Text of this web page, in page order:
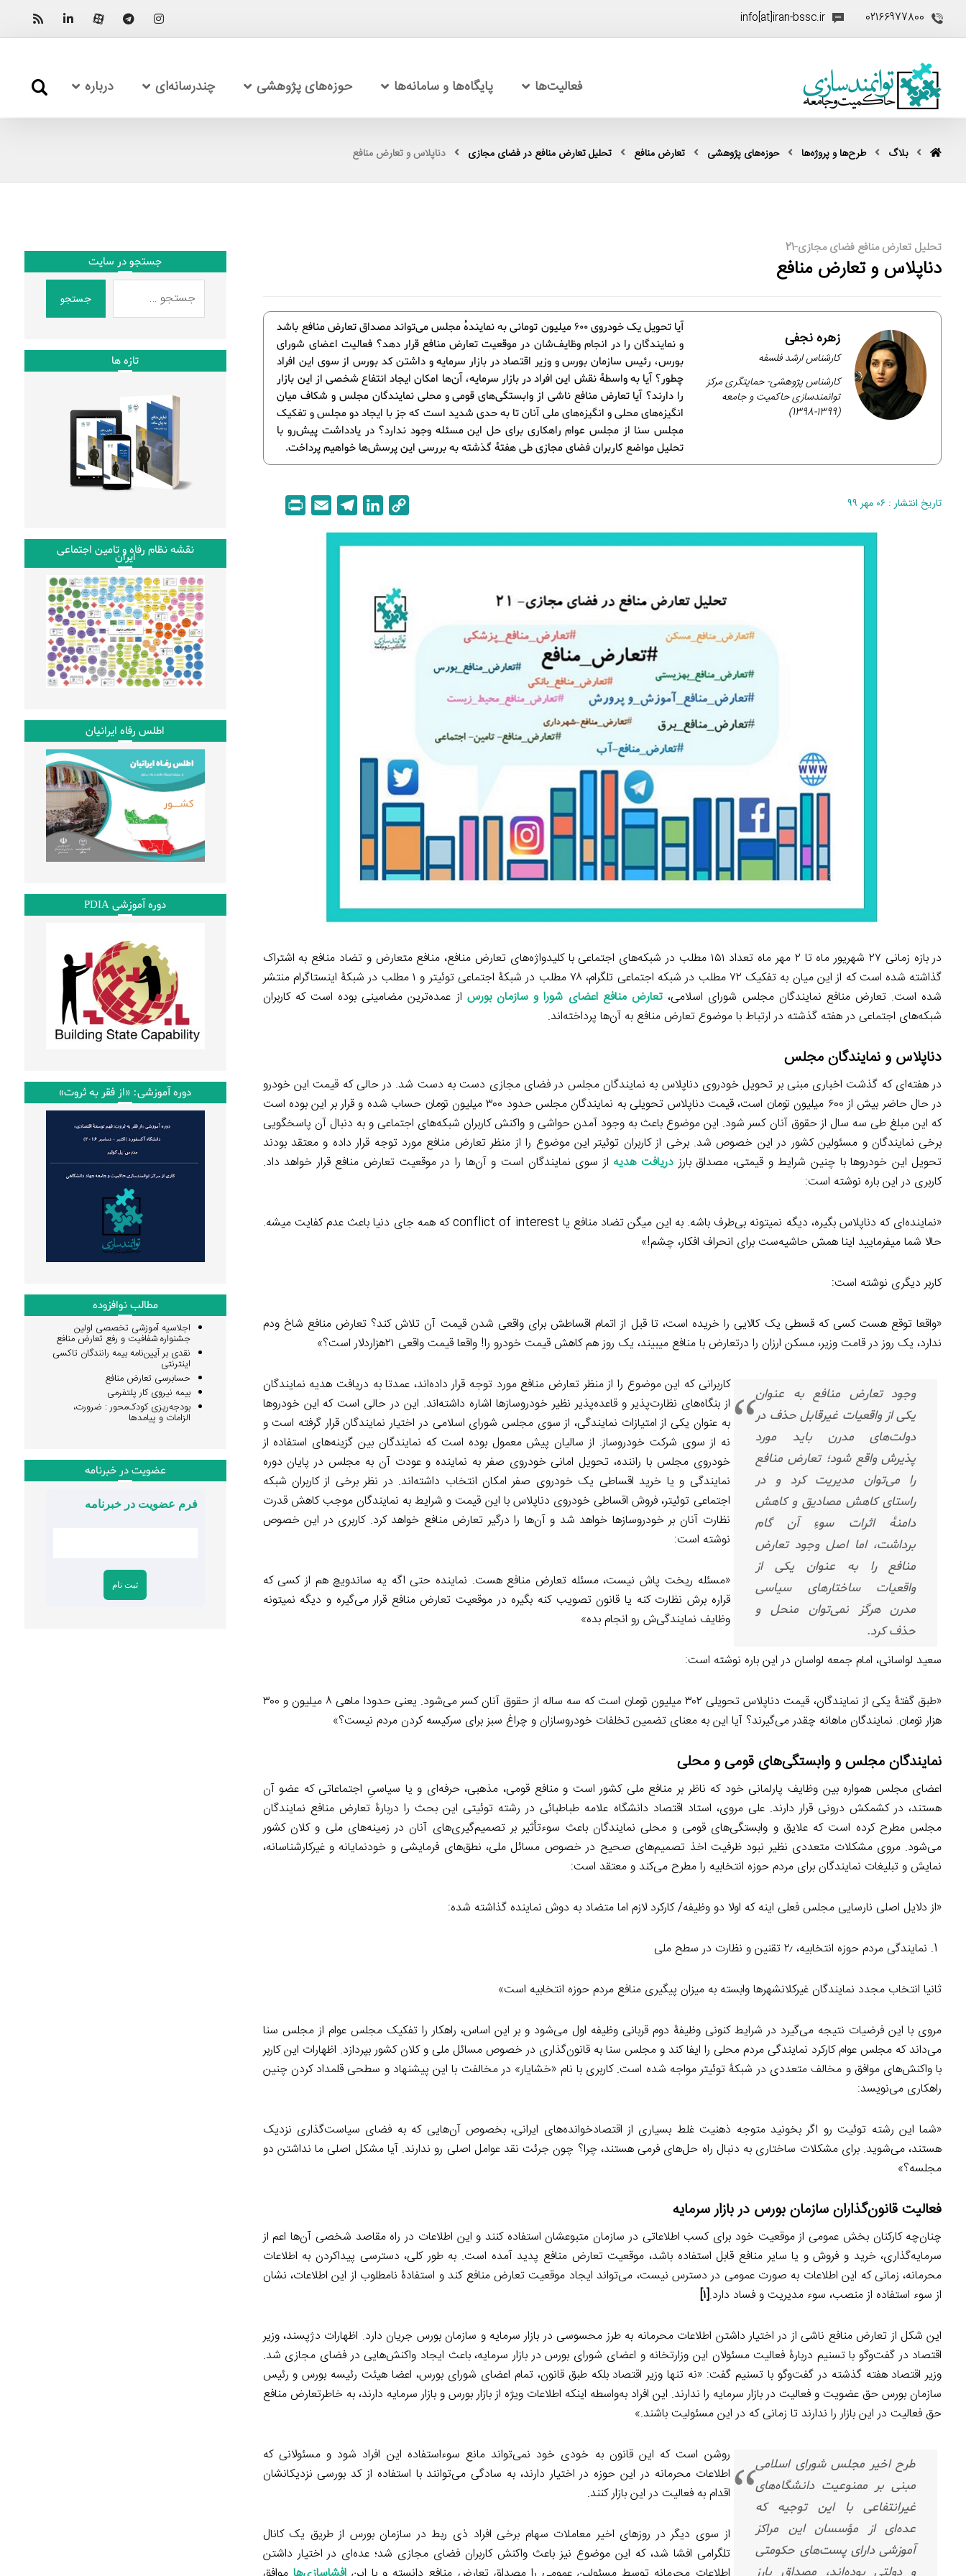
02166977800
info[at]iran-bssc.ir
فعالیت‌ها پایگاه‌ها و سامانه‌ها حوزه‌های پژوهشی چندرسانه‌ای درباره
بلاگ طرح‌ها و پروژه‌ها حوزه‌های پژوهشی تعارض منافع تحلیل تعارض منافع در فضای مجازی دناپلاس و تعارض منافع
تحلیل تعارض منافع فضای مجازی-21
دناپلاس و تعارض منافع
آیا تحویل یک خودروی 600 میلیون تومانی به نمایندۀ مجلس می‌تواند مصداق تعارض منافع باشد
و نمایندگان را در انجام وظایف‌شان در موقعیت تعارض منافع قرار دهد؟ فعالیت اعضای شورای
بورس، رئیس سازمان بورس و وزیر اقتصاد در بازار سرمایه و داشتن کد بورس از سوی این افراد
چطور؟ آیا به واسطۀ نقش این افراد در بازار سرمایه، آن‌ها امکان ایجاد انتفاع شخصی از این بازار
را دارند؟ آیا تعارض منافع ناشی از وابستگی‌های قومی و محلی نمایندگان مجلس و شکاف میان
انگیزه‌های محلی و انگیزه‌های ملی آنان تا به حدی شدید است که جز با ایجاد دو مجلس و تفکیک
مجلس سنا از مجلس عوام راهکاری برای حل این مسئله وجود ندارد؟ در یادداشت پیش‌رو با
تحلیل مواضع کاربران فضای مجازی طی هفتۀ گذشته به بررسی این پرسش‌ها خواهیم پرداخت.
زهره نجفی
کارشناس ارشد فلسفه
کارشناس پژوهشی- حمایتگری مرکز
توانمندسازی حاکمیت و جامعه
(1399-1398)
تاریخ انتشار : ۰۶ مهر ۹۹
p
i
n
k
n
در بازه زمانی ۲۷ شهریور ماه تا ۲ مهر ماه تعداد ۱۵۱ مطلب در شبکه‌های اجتماعی با کلیدواژه‌های تعارض منافع، منافع متعارض و تضاد منافع به اشتراک
گذاشته شده است که از این میان به تفکیک ۷۲ مطلب در شبکه اجتماعی تلگرام، ۷۸ مطلب در شبکۀ اجتماعی توئیتر و ۱ مطلب در شبکۀ اینستاگرام منتشر
شده است. تعارض منافع نمایندگان مجلس شورای اسلامی،تعارض منافع اعضای شورا و سازمان بورس از عمده‌ترین مضامینی بوده است که کاربران
شبکه‌های اجتماعی در هفته گذشته در ارتباط با موضوع تعارض منافع به آن‌ها پرداخته‌اند.
دناپلاس و نمایندگان مجلس
در هفته‌ای که گذشت اخباری مبنی بر تحویل خودروی دناپلاس به نمایندگان مجلس در فضای مجازی دست به دست شد. در حالی که قیمت این خودرو
در حال حاضر بیش از ۶۰۰ میلیون تومان است، قیمت دناپلاس تحویلی به نمایندگان مجلس حدود ۳۰۰ میلیون تومان حساب شده و قرار بر این بوده است
که این مبلغ طی سه سال از حقوق آنان کسر ‌شود. این موضوع باعث به وجود آمدن حواشی و واکنش کاربران شبکه‌های اجتماعی و به دنبال آن پاسخگویی
برخی نمایندگان و مسئولین کشور در این خصوص شد. برخی از کاربران توئیتر این موضوع را از منظر تعارض منافع مورد توجه قرار داده و معتقد بودند
تحویل این خودروها با چنین شرایط و قیمتی، مصداق بارز دریافت هدیه از سوی نمایندگان است و آن‌ها را در موقعیت تعارض منافع قرار خواهد داد.
کاربری در این باره نوشته است:
«نماینده‌ای که دناپلاس بگیره، دیگه نمیتونه بی‌طرف باشه. به این میگن تضاد منافع یا conflict of interest که همه جای دنیا باعث عدم کفایت میشه.
حالا شما میفرمایید اینا همش حاشیه‌ست برای انحراف افکار، چشم!»
کاربر دیگری نوشته است:
«واقعا توقع هست کسی که قسطی یک کالایی را خریده است، تا قبل از اتمام اقساطش برای واقعی شدن قیمت آن تلاش کند؟ تعارض منافع شاخ ودم
ندارد، یک روز در قامت وزیر، مسکن ارزان را درتعارض با منافع میبیند، یک روز هم کاهش قیمت خودرو را! واقعا قیمت واقعی ۲۱هزاردلار است؟»
وجود تعارض منافع به عنوان
یکی از واقعیات غیرقابل حذف در
دولت‌های مدرن باید مورد
پذیرش واقع شود؛ تعارض منافع
را می‌توان مدیریت کرد و در
راستای کاهش مصادیق و کاهش
دامنۀ اثرات سوءِ آن گام
برداشت، اما اصل وجود تعارض
منافع را به عنوان یکی از
واقعیات ساختار‌های سیاسی
مدرن هرگز نمی‌توان منحل و
حذف کرد.
کاربرانی که این موضوع را از منظر تعارض منافع مورد توجه قرار داده‌اند، عمدتا به دریافت هدیه نمایندگان
از بنگاه‌های نظارت‌پذیر و قاعده‌پذیر نظیر خودروسازها اشاره داشته‌اند. این در حالی است که این خودروها
به عنوان یکی از امتیازات نمایندگی، از سوی مجلس شورای اسلامی در اختیار نمایندگان قرار گرفته است و
نه از سوی شرکت خودروساز. از سالیان پیش معمول بوده است که نمایندگان بین گزینه‌های استفاده از
خودروی مجلس با راننده، تحویل امانی خودروی صفر به نماینده و عودت آن به مجلس در پایان دوره
نمایندگی و یا خرید اقساطی یک خودروی صفر امکان انتخاب داشته‌اند. در نظر برخی از کاربران شبکه
اجتماعی توئیتر، فروش اقساطی خودروی دناپلاس با این قیمت و شرایط به نمایندگان موجب کاهش قدرت
نظارت آنان بر خودروسازها خواهد شد و آن‌ها را درگیر تعارض منافع خواهد کرد. کاربری در این خصوص
نوشته است:
«مسئله ریخت پاش نیست، مسئله تعارض منافع هست. نماینده حتی اگه یه ساندویچ هم از کسی که
قراره برش نظارت کنه یا قانون تصویب کنه بگیره در موقعیت تعارض منافع قرار می‌گیره و دیگه نمیتونه
وظایف نمایندگی‌ش رو انجام بده»
سعید لواسانی، امام جمعه لواسان در این باره نوشته است:
«طبق گفتۀ یکی از نمایندگان، قیمت دناپلاس تحویلی ۳۰۲ میلیون تومان است که سه ساله از حقوق آنان کسر می‌شود. یعنی حدودا ماهی ۸ میلیون و ۳۰۰
هزار تومان. نمایندگان ماهانه چقدر می‌گیرند؟ آیا این به معنای تضمین تخلفات خودروسازان و چراغ سبز برای سرکیسه کردن مردم نیست؟»
نمایندگان مجلس و وابستگی‌های قومی و محلی
اعضای مجلس همواره بین وظایف پارلمانی خود که ناظر بر منافع ملی کشور است و منافع قومی، مذهبی، حرفه‌ای و یا سیاسی‌ِ اجتماعاتی که عضو آن
هستند، در کشمکش درونی قرار دارند. علی مروی، استاد اقتصاد دانشگاه علامه طباطبائی در رشته توئیتی این بحث را دربارۀ تعارض منافع نمایندگان
مجلس مطرح کرده است که علایق و وابستگی‌های قومی و محلی نمایندگان باعث سوءتأثیر بر تصمیم‌گیری‌های آنان در زمینه‌های ملی و کلان کشور
می‌شود. مروی مشکلات متعددی نظیر نبود ظرفیت اخذ تصمیم‌های صحیح در خصوص مسائل ملی، نطق‌های فرمایشی و خودنمایانه و غیرکارشناسانه،
نمایش و تبلیغات نمایندگان برای مردم حوزه انتخابیه را مطرح می‌کند و معتقد است:
«از دلایل اصلی نارسایی مجلس فعلی اینه که اولا دو وظیفه/ کارکرد لازم اما متضاد به دوش نماینده گذاشته شده:
نمایندگی مردم حوزه انتخابیه، ۲٫ تقنین و نظارت در سطح ملی
ثانیا انتخاب مجدد نمایندگان غیرکلانشهرها وابسته به میزان پیگیری منافع مردم حوزه انتخابیه است»
مروی با این فرضیات نتیجه می‌گیرد در شرایط کنونی وظیفۀ دوم قربانی وظیفه اول می‌شود و بر این اساس، راهکار را تفکیک مجلس عوام از مجلس سنا
می‌داند که مجلس عوام کارکرد نمایندگی مردم محلی را ایفا کند و مجلس سنا به قانون‌گذاری در خصوص مسائل ملی و کلان کشور بپردازد. اظهارات این کاربر
با واکنش‌های موافق و مخالف متعددی در شبکۀ توئیتر مواجه شده است. کاربری با نام «خشایار» در مخالفت با این پیشنهاد و سطحی قلمداد کردن چنین
راهکاری می‌نویسد:
«شما این رشته توئیت رو اگر بخونید متوجه ذهنیت غلط بسیاری از اقتصادخوانده‌های ایرانی، بخصوص آن‌هایی که به فضای سیاست‌گذاری نزدیک
هستند، می‌شوید. برای مشکلات ساختاری به دنبال راه حل‌های فرمی هستند، چرا؟ چون جرئت نقد عوامل اصلی رو ندارند. آیا مشکل اصلی ما نداشتن دو
مجلسه؟»
فعالیت قانون‌گذاران سازمان بورس در بازار سرمایه
چنان‌چه کارکنان بخش عمومی از موقعیت خود برای کسب اطلاعاتی در سازمان متبوعشان استفاده کنند و این اطلاعات در راه مقاصد شخصی آن‌ها اعم از
سرمایه‌گذاری، خرید و فروش و یا سایر منافع قابل استفاده باشد، موقعیت تعارض منافع پدید آمده است. به ‌طور کلی، دسترسی پیداکردن به اطلاعات
محرمانه‌، زمانی که این اطلاعات به صورت عمومی در دسترس نیست، می‌تواند ایجاد موقعیت تعارض منافع کند و استفادۀ نامطلوب از این اطلاعات، نشان
از سوء استفاده از منصب، سوء مدیریت و فساد دارد.[۱]
این شکل از تعارض منافع ناشی از در اختیار داشتن اطلاعات محرمانه به طرز محسوسی در بازار سرمایه و سازمان بورس جریان دارد. اظهارات دژپسند، وزیر
اقتصاد در گفت‌و‌گو با تسنیم دربارۀ فعالیت مسئولان این وزارتخانه و اعضای شورای بورس در بازار سرمایه، باعث ایجاد واکنش‌هایی در فضای مجازی شد.
وزیر اقتصاد هفته گذشته در گفت‌و‌گو با تسنیم گفت: «نه تنها وزیر اقتصاد بلکه طبق قانون، تمام اعضای شورای بورس، اعضا هیئت رئیسه بورس و رئیس
سازمان بورس حق عضویت و فعالیت در بازار سرمایه را ندارند. این افراد به‌واسطه اینکه اطلاعات ویژه از بازار بورس و بازار سرمایه دارند، به خاطرتعارض منافع
حق فعالیت در این بازار را ندارند تا زمانی که در این مسئولیت باشند.»
طرح اخیر مجلس شورای اسلامی
مبنی بر ممنوعیت دانشگاه‌های
غیرانتفاعی با این توجیه که
عده‌ای از مؤسسان این مراکز
آموزشی دارای پست‌های حکومتی
و دولتی بوده‌اند، مصداق بارز
روشن است که این قانون به خودی خود نمی‌تواند مانع سوءاستفاده این افراد شود و مسئولانی که
اطلاعات محرمانه در این حوزه در اختیار دارند، به سادگی می‌توانند با استفاده از کد بورسی نزدیکانشان
اقدام به فعالیت در این بازار کنند.
از سوی دیگر در روزهای اخیر معاملات سهام برخی افراد ذی ربط در سازمان بورس از طریق یک کانال
تلگرامی افشا شد، که این موضوع نیز باعث واکنش کاربران فضای مجازی شد؛ عده‌ای در اختیار داشتن
جستجو در سایت
جستجو
تازه ها
نقشه نظام رفاه و تامین اجتماعی
ایران
اطلس رفاه ایرانیان
دوره آموزشی PDIA
دوره آموزشی: «از فقر به ثروت»
مطالب نوافزوده
اجلاسیه آموزشی تخصصی اولین
جشنواره شفافیت و رفع تعارض منافع
نقدی بر آیین‌نامه بیمه رانندگان تاکسی
اینترنتی
حسابرسی تعارض منافع
بیمه نیروی کار پلتفرمی
بودجه‌ریزی کودک‌محور : ضرورت،
الزامات و پیامدها
عضویت در خبرنامه
فرم عضویت در خبرنامه